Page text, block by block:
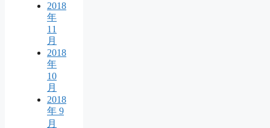
2018
年
11
月
2018
年
10
月
2018
年 9
月